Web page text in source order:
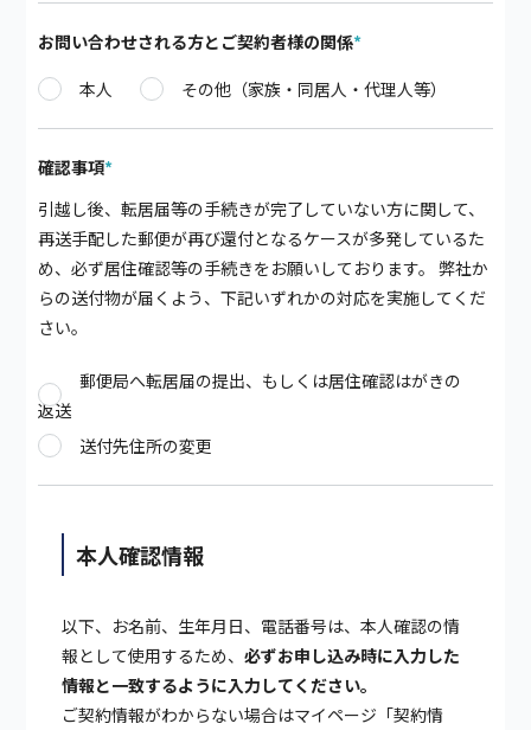
お問い合わせされる方とご契約者様の関係*
本人
その他（家族・同居人・代理人等）
確認事項*
引越し後、転居届等の手続きが完了していない方に関して、
再送手配した郵便が再び還付となるケースが多発しているた
め、必ず居住確認等の手続きをお願いしております。 弊社か
らの送付物が届くよう、下記いずれかの対応を実施してくだ
さい。
郵便局へ転居届の提出、もしくは居住確認はがきの
返送
送付先住所の変更
本人確認情報
以下、お名前、生年月日、電話番号は、本人確認の情
報として使用するため、必ずお申し込み時に入力した
情報と一致するように入力してください。
ご契約情報がわからない場合はマイページ 「契約情